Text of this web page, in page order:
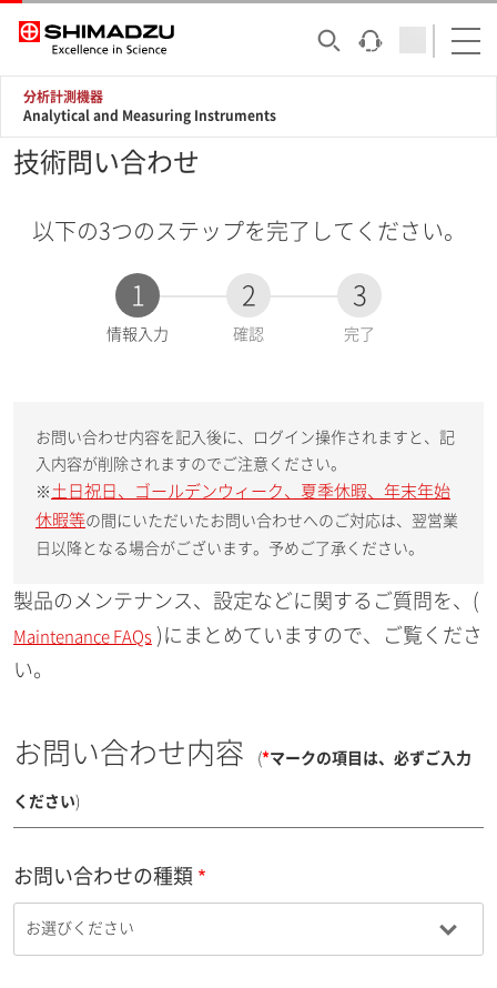
分析計測機器
Analytical and Measuring Instruments
技術問い合わせ
以下の3つのステップを完了してください。
1
現
情報入力
2
確認
3
完了
お問い合わせ内容を記入後に、ログイン操作されますと、記
入内容が削除されますのでご注意ください。
※ 土日祝日、ゴールデンウィーク、夏季休暇、年末年始
休暇等の間にいただいたお問い合わせへのご対応は、翌営業
日以降となる場合がございます。予めご了承ください。
製品のメンテナンス、設定などに関するご質問を、(
Maintenance FAQs )にまとめていますので、ご覧くださ
い。
お問い合わせ内容 (*マークの項目は、必ずご入力
ください)
お問い合わせの種類